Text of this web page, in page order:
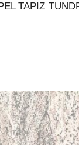
TAPIZ